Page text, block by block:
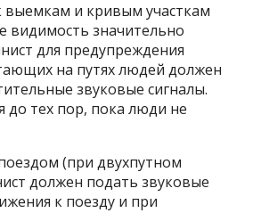
выемкам и кривым участкам
видимость значительно
для предупреждения
на путях людей должен
звуковые сигналы.
до тех пор, пока люди не
(при двухпутном
должен подать звуковые
к поезду и при